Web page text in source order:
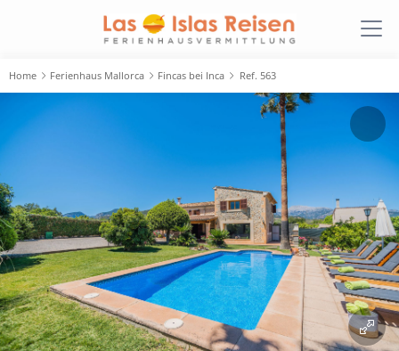
Home Ferienhaus Mallorca Fincas bei Inca Ref. 563